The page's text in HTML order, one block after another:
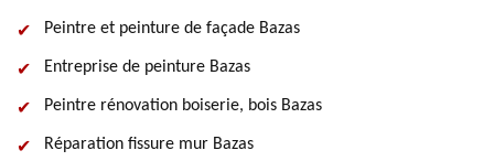
Peintre et peinture de façade Bazas
Entreprise de peinture Bazas
Peintre rénovation boiserie, bois Bazas
Réparation fissure mur Bazas